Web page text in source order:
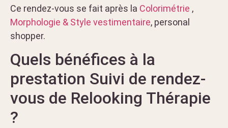
Ce rendez-vous se fait après la Colorimétrie ,
Morphologie & Style vestimentaire, personal
shopper.
Quels bénéfices à la
prestation Suivi de rendez-
vous de Relooking Thérapie
?